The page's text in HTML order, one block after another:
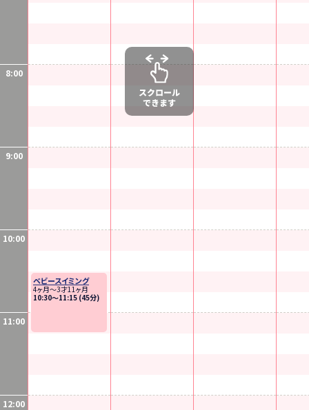
8:00
9:00
10:00
11:00
12:00
ベビースイミング
4ヶ月～3才11ヶ月
10:30〜11:15 (45分)